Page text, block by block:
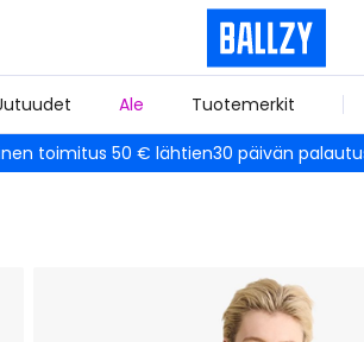
Ale Tuotemerkit
toimitus 50 € lähtien30 päivän